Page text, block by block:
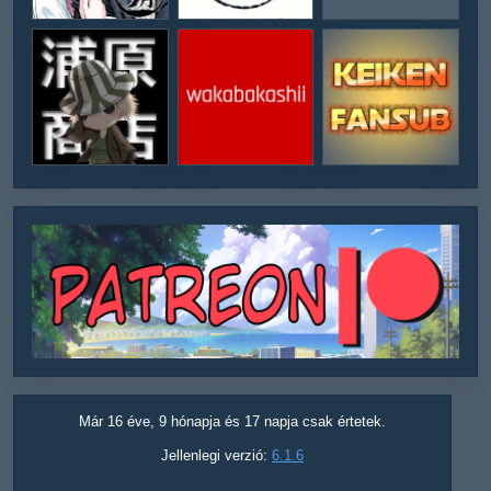
Már 16 éve, 9 hónapja és 17 napja csak értetek.
Jellenlegi verzió: 6.1.6